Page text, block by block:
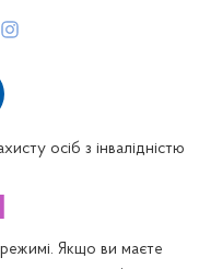
осіб з інвалідністю
Якщо ви маєте